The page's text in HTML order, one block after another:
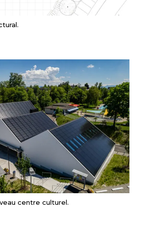
centre culturel.